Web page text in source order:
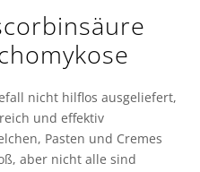
nicht hilflos ausgeliefert,
und effektiv
Pasten und Cremes
aber nicht alle sind